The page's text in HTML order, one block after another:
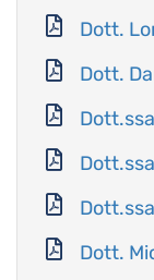
Document
Dott.
Document
Dott.
Document
Document
Document
Document
Dott.